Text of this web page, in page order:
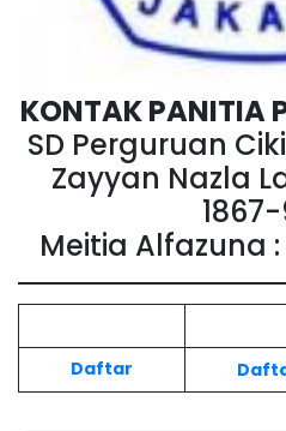
KONTAK PANITIA
SD Perguruan
Zayyan Nazla
Meitia Alfazuna :
Daftar